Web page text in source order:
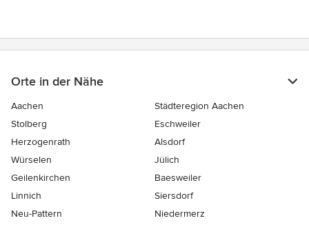
Orte in der Nähe
Aachen
Städteregion Aachen
Stolberg
Eschweiler
Herzogenrath
Alsdorf
Würselen
Jülich
Geilenkirchen
Baesweiler
Linnich
Siersdorf
Neu-Pattern
Niedermerz